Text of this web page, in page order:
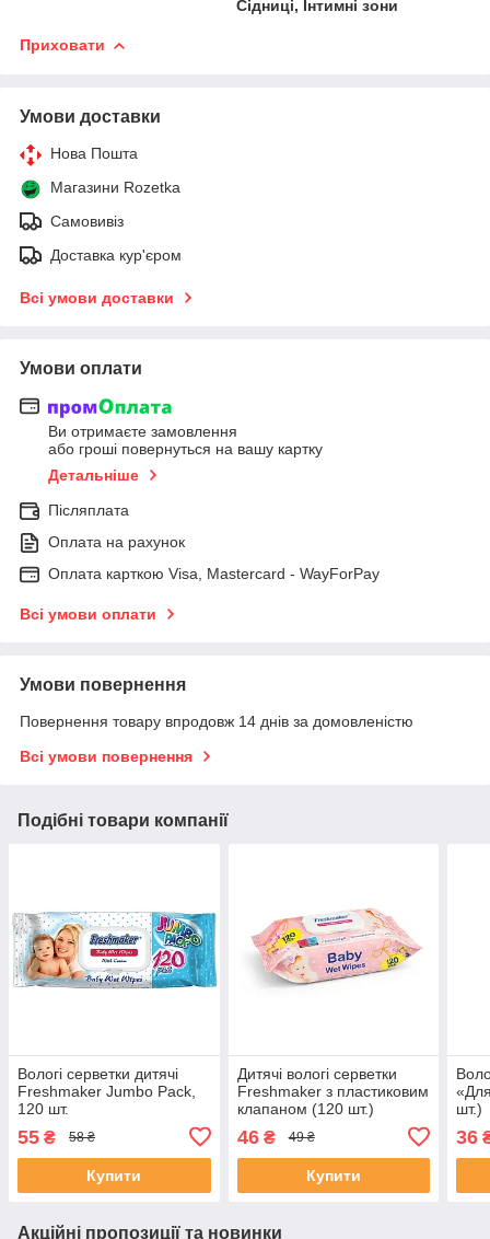
Сідниці, Інтимні зони
Приховати
Умови доставки
Нова Пошта
Магазини Rozetka
Самовивіз
Доставка кур'єром
Всі умови доставки
Умови оплати
Ви отримаєте замовлення
або гроші повернуться на вашу картку
Детальніше
Післяплата
Оплата на рахунок
Оплата карткою Visa, Mastercard - WayForPay
Всі умови оплати
Умови повернення
Повернення товару впродовж 14 днів за домовленістю
Всі умови повернення
Подібні товари компанії
Вологі серветки дитячі
Freshmaker Jumbo Pack,
120 шт.
55 ₴ 58 ₴
Купити
Дитячі вологі серветки
Freshmaker з пластиковим
клапаном (120 шт.)
46₴ 49 ₴
Купити
шт.)
36
Акційні пропозиції та новинки